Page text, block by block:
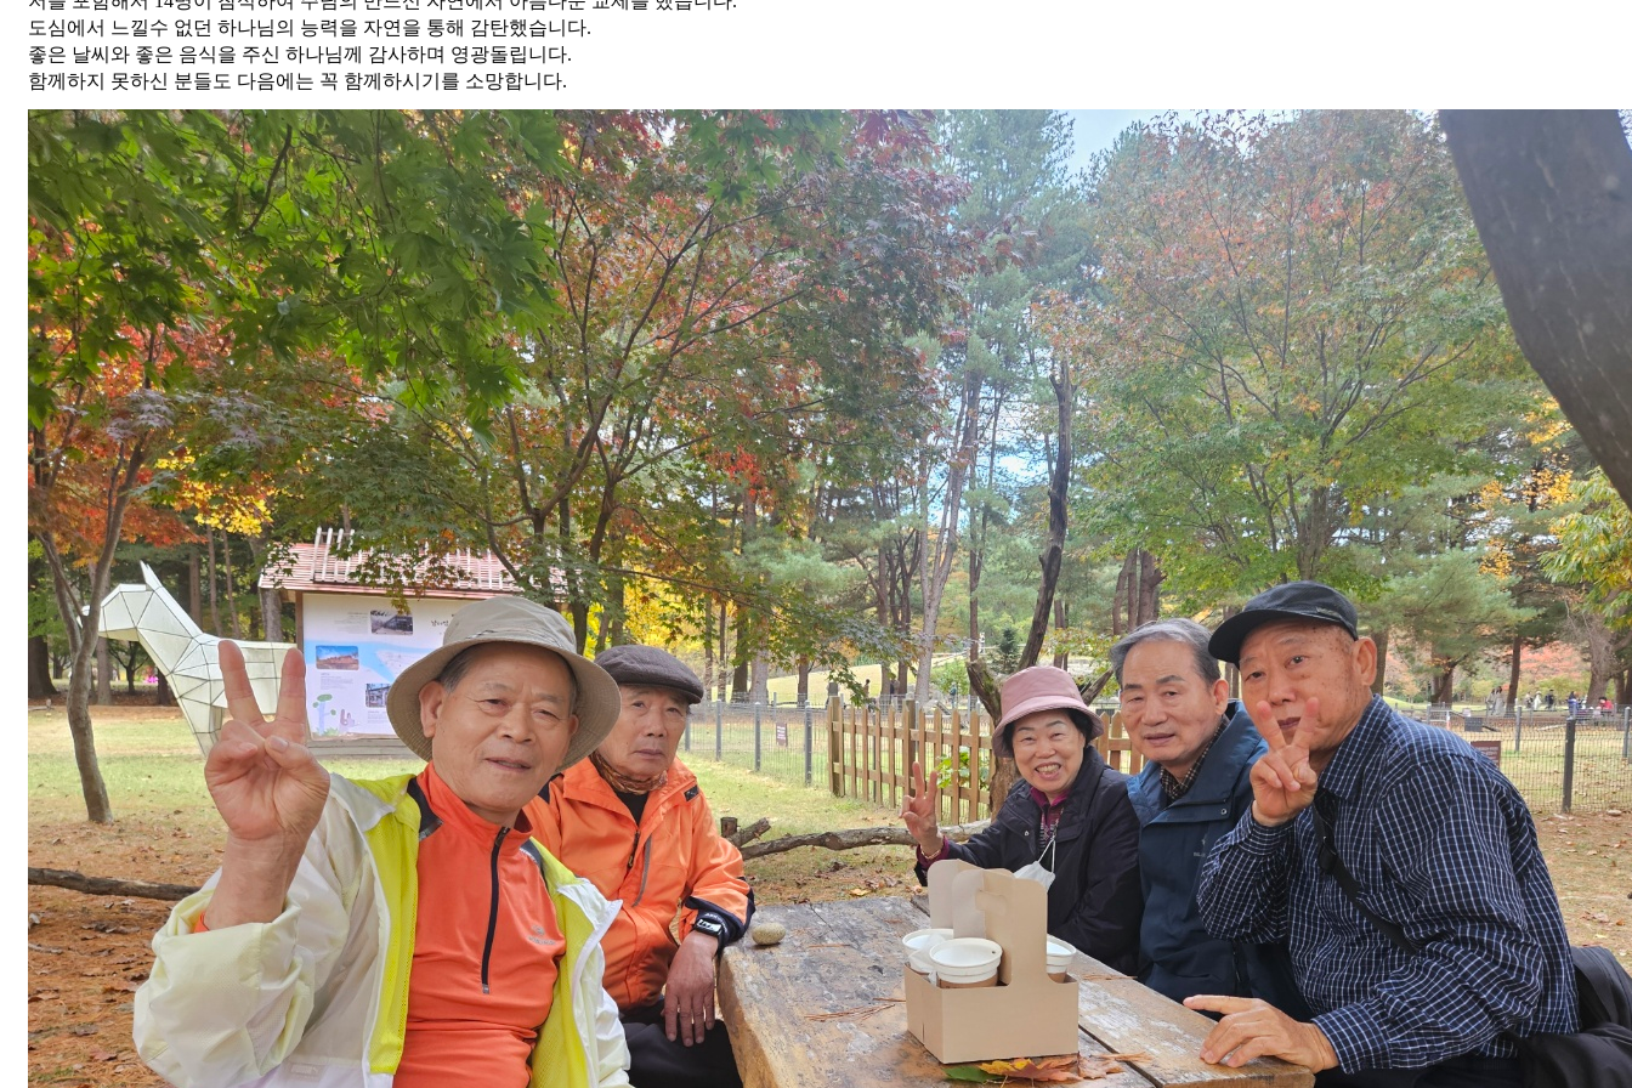
도심에서 느낄수 없던 하나님의 능력을 자연을 통해 감탄했습니다.
좋은 날씨와 좋은 음식을 주신 하나님께 감사하며 영광돌립니다.
함께하지 못하신 분들도 다음에는 꼭 함께하시기를 소망합니다.